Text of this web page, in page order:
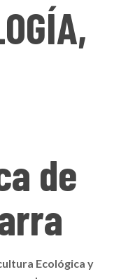
de
Ecológica y